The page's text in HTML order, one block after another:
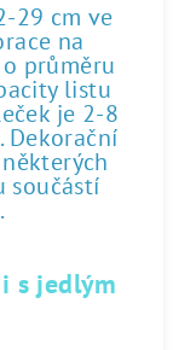
29 cm ve
na
průměru
listu
je 2-8
součástí
s jedlým